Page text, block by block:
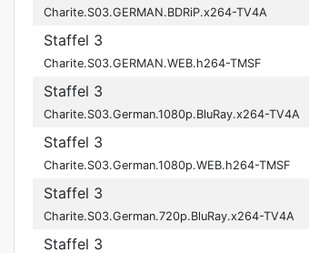
Charite.S03.GERMAN.BDRiP.x264-TV4A
Staffel 3
Charite.S03.GERMAN.WEB.h264-TMSF
Staffel 3
Charite.S03.German.1080p.BluRay.x264-TV4A
Staffel 3
Charite.S03.German.1080p.WEB.h264-TMSF
Staffel 3
Charite.S03.German.720p.BluRay.x264-TV4A
Staffel 3